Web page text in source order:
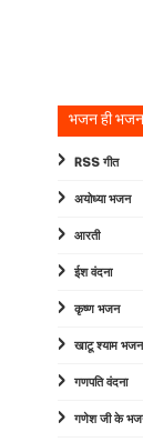
भजन ही भजन
RSS गीत
अयोध्या भजन
आरती
ईश वंदना
कृष्ण भजन
खाटू श्याम भजन
गणपति वंदना
गणेश जी के